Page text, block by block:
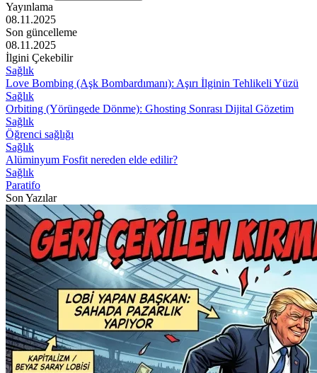
Yayınlama
08.11.2025
Son güncelleme
08.11.2025
İlgini Çekebilir
Sağlık
Love Bombing (Aşk Bombardımanı): Aşırı İlginin Tehlikeli Yüzü
Sağlık
Orbiting (Yörüngede Dönme): Ghosting Sonrası Dijital Gözetim
Sağlık
Öğrenci sağlığı
Sağlık
Alüminyum Fosfit nereden elde edilir?
Sağlık
Paratifo
Son Yazılar